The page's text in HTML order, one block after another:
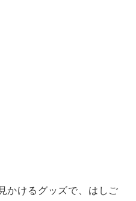
かけるグッズで、はしご